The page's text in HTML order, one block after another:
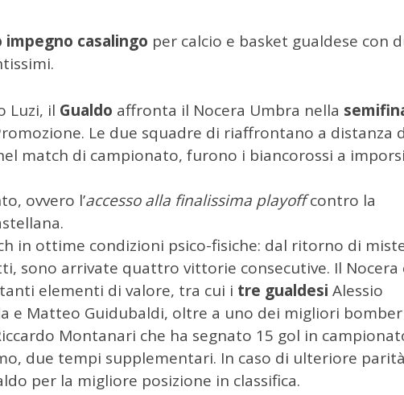
impegno casalingo per calcio e basket gualdese con
Luzi, il Gualdo affronta il Nocera Umbra nella
Le due squadre di riaffrontano a distanza
match di campionato, furono i biancorossi a
ovvero l’accesso alla finalissima playoffcontro la
in ottime condizioni psico-fisiche: dal ritorno di
sono arrivate quattro vittorie consecutive. Il Nocera
elementi di valore, tra cui i tre gualdesi Alessio
e Matteo Guidubaldi, oltre a uno dei migliori
Montanari che ha segnato 15 gol in
due tempi supplementari. In caso di ulteriore
per la migliore posizione in classifica.